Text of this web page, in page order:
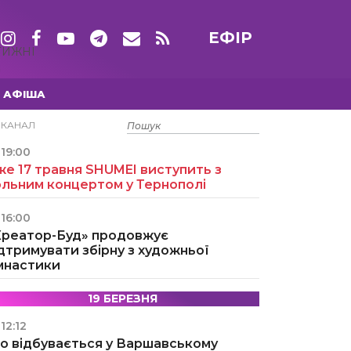
ЕФІР
АФІША
15 ТРАВНЯ
19:00
17 травня SHUMEI виступить з
концертом у Тернополі
16:00
Буд» продовжує
збірну з художньої
19 БЕРЕЗНЯ
12:12
відбувається у Варшавському